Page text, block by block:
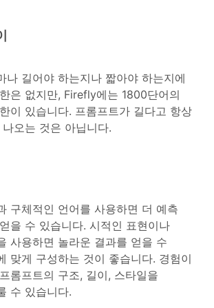
나 길어야 하는지나 짧아야 하는지에
은 없지만, Firefly에는 1800단어의
이 있습니다. 프롬프트가 길다고 항상
오는 것은 아닙니다.
구체적인 언어를 사용하면 더 예측
을 수 있습니다. 시적인 표현이나
사용하면 놀라운 결과를 얻을 수
맞게 구성하는 것이 좋습니다. 경험이
롬프트의 구조, 길이, 스타일을
수 있습니다.